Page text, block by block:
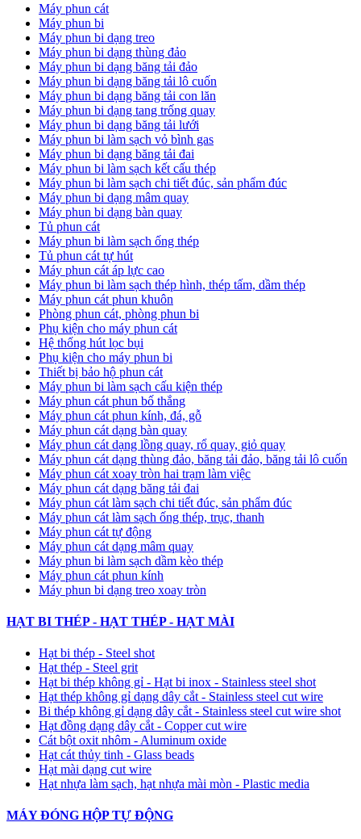
Máy phun cát
Máy phun bi
Máy phun bi dạng treo
Máy phun bi dạng thùng đảo
Máy phun bi dạng băng tải đảo
Máy phun bi dạng băng tải lô cuốn
Máy phun bi dạng băng tải con lăn
Máy phun bi dạng tang trống quay
Máy phun bi dạng băng tải lưới
Máy phun bi làm sạch vỏ bình gas
Máy phun bi dạng băng tải đai
Máy phun bi làm sạch kết cấu thép
Máy phun bi làm sạch chi tiết đúc, sản phẩm đúc
Máy phun bi dạng mâm quay
Máy phun bi dạng bàn quay
Tủ phun cát
Máy phun bi làm sạch ống thép
Tủ phun cát tự hút
Máy phun cát áp lực cao
Máy phun bi làm sạch thép hình, thép tấm, dầm thép
Máy phun cát phun khuôn
Phòng phun cát, phòng phun bi
Phụ kiện cho máy phun cát
Hệ thống hút lọc bụi
Phụ kiện cho máy phun bi
Thiết bị bảo hộ phun cát
Máy phun bi làm sạch cấu kiện thép
Máy phun cát phun bố thắng
Máy phun cát phun kính, đá, gỗ
Máy phun cát dạng bàn quay
Máy phun cát dạng lồng quay, rổ quay, giỏ quay
Máy phun cát dạng thùng đảo, băng tải đảo, băng tải lô cuốn
Máy phun cát xoay tròn hai trạm làm việc
Máy phun cát dạng băng tải đai
​Máy phun cát làm sạch chi tiết đúc, sản phẩm đúc
Máy phun cát làm sạch ống thép, trục, thanh
Máy phun cát tự động
​Máy phun cát dạng mâm quay
Máy phun bi làm sạch dầm kèo thép
Máy phun cát phun kính
Máy phun bi dạng treo xoay tròn
HẠT BI THÉP - HẠT THÉP - HẠT MÀI
Hạt bi thép - Steel shot
Hạt thép - Steel grit
Hạt bi thép không gỉ - Hạt bi inox - Stainless steel shot
Hạt thép không gỉ dạng dây cắt - Stainless steel cut wire
Bi thép không gỉ dạng dây cắt - Stainless steel cut wire shot
Hạt đồng dạng dây cắt - Copper cut wire
Cát bột oxit nhôm - Aluminum oxide
Hạt cát thủy tinh - Glass beads
Hạt mài dạng cut wire
Hạt nhựa làm sạch, hạt nhựa mài mòn - Plastic media
MÁY ĐÓNG HỘP TỰ ĐỘNG